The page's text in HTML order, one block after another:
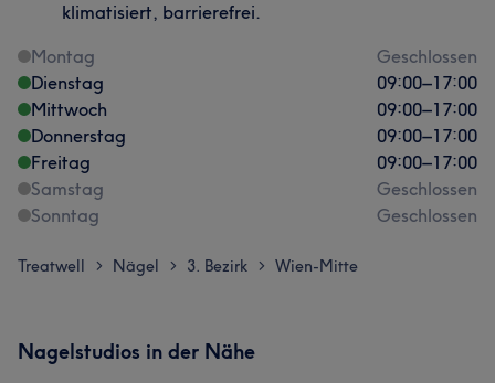
klimatisiert, barrierefrei.
Montag
Geschlossen
Dienstag
09:00–17:00
Mittwoch
09:00–17:00
Donnerstag
09:00–17:00
Freitag
09:00–17:00
Samstag
Geschlossen
Sonntag
Geschlossen
Treatwell > Nägel > 3. Bezirk > Wien-Mitte
Nagelstudios in der Nähe